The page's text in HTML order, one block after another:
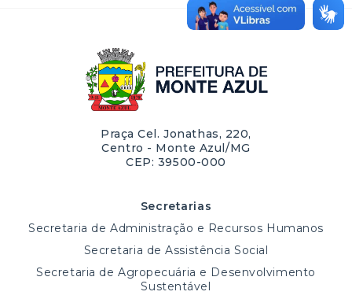
Praça Cel. Jonathas, 220,
Centro - Monte Azul/MG
CEP: 39500-000
Secretarias
Secretaria de Administração e Recursos Humanos
Secretaria de Assistência Social
Secretaria de Agropecuária e Desenvolvimento
Sustentável